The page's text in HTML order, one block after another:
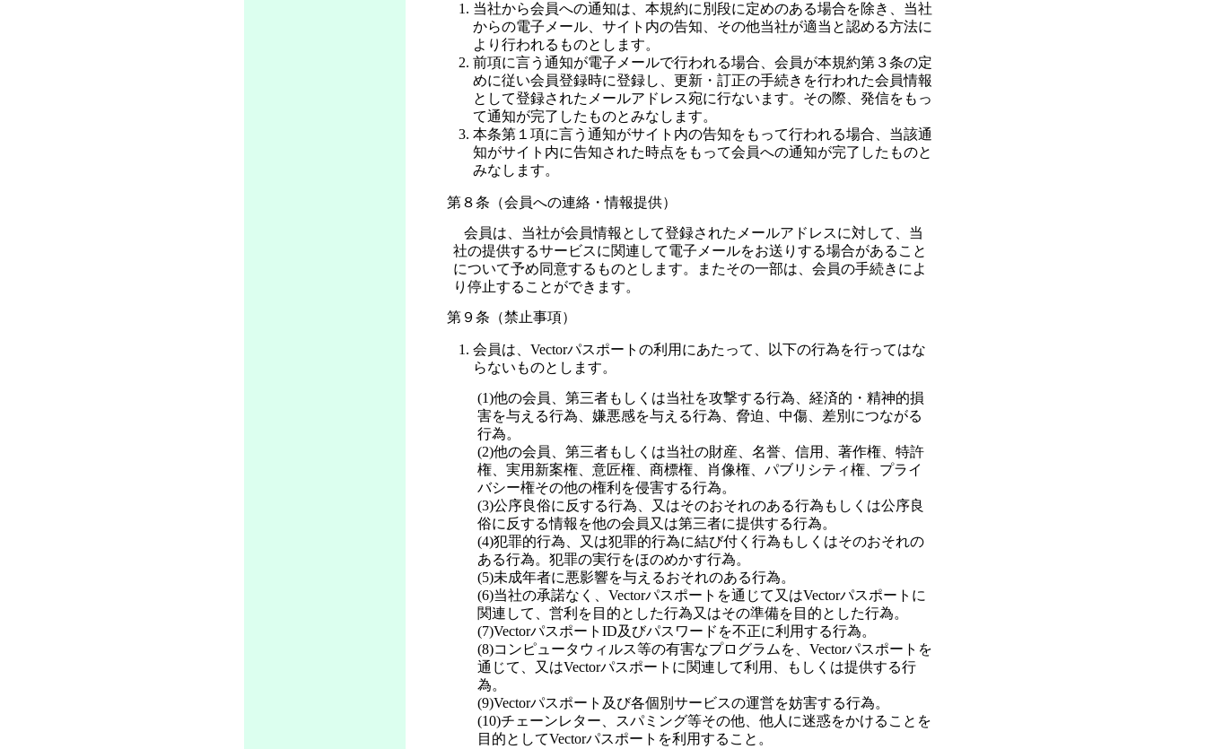
当社から会員への通知は、本規約に別段に定めのある場合を除き、当社
からの電子メール、サイト内の告知、その他当社が適当と認める方法に
より行われるものとします。
前項に言う通知が電子メールで行われる場合、会員が本規約第３条の定
めに従い会員登録時に登録し、更新・訂正の手続きを行われた会員情報
として登録されたメールアドレス宛に行ないます。その際、発信をもっ
て通知が完了したものとみなします。
本条第１項に言う通知がサイト内の告知をもって行われる場合、当該通
知がサイト内に告知された時点をもって会員への通知が完了したものと
みなします。
第８条（会員への連絡・情報提供）
会員は、当社が会員情報として登録されたメールアドレスに対して、当
社の提供するサービスに関連して電子メールをお送りする場合があること
について予め同意するものとします。またその一部は、会員の手続きによ
り停止することができます。
第９条（禁止事項）
会員は、Vectorパスポートの利用にあたって、以下の行為を行ってはな
らないものとします。
(1)他の会員、第三者もしくは当社を攻撃する行為、経済的・精神的損
害を与える行為、嫌悪感を与える行為、脅迫、中傷、差別につながる
行為。
(2)他の会員、第三者もしくは当社の財産、名誉、信用、著作権、特許
権、実用新案権、意匠権、商標権、肖像権、パブリシティ権、プライ
バシー権その他の権利を侵害する行為。
(3)公序良俗に反する行為、又はそのおそれのある行為もしくは公序良
俗に反する情報を他の会員又は第三者に提供する行為。
(4)犯罪的行為、又は犯罪的行為に結び付く行為もしくはそのおそれの
ある行為。犯罪の実行をほのめかす行為。
(5)未成年者に悪影響を与えるおそれのある行為。
(6)当社の承諾なく、Vectorパスポートを通じて又はVectorパスポートに
関連して、営利を目的とした行為又はその準備を目的とした行為。
(7)VectorパスポートID及びパスワードを不正に利用する行為。
(8)コンピュータウィルス等の有害なプログラムを、Vectorパスポートを
通じて、又はVectorパスポートに関連して利用、もしくは提供する行
為。
(9)Vectorパスポート及び各個別サービスの運営を妨害する行為。
(10)チェーンレター、スパミング等その他、他人に迷惑をかけることを
目的としてVectorパスポートを利用すること。